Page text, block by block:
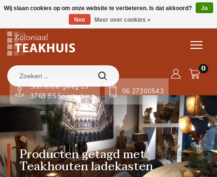
0
Sterrenbergweg 23
3769 BS Soesterberg
06 27300543
Producten getagd met
Teakhouten ladekasten
Wij slaan cookies op om onze website te verbeteren. Is dat akkoord?
Ja
Nee
Meer over cookies »